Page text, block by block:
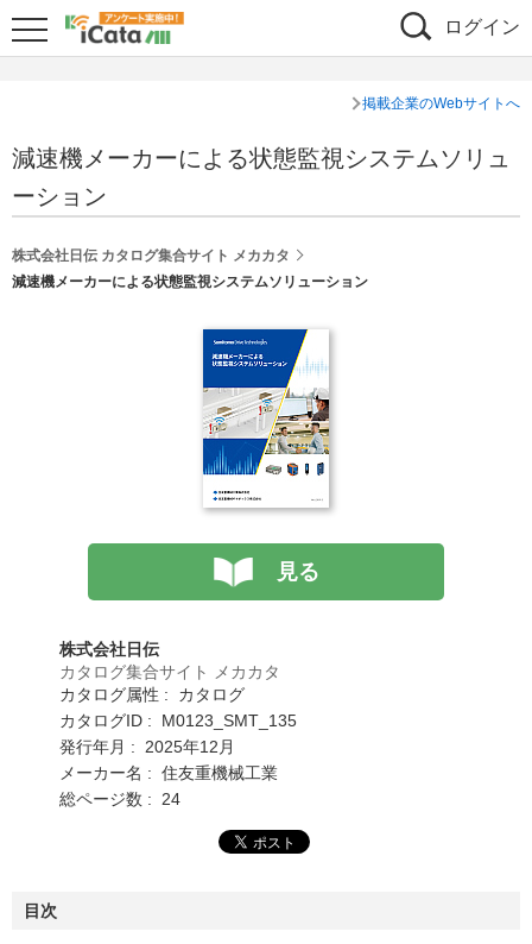
ログイン
掲載企業のWebサイトへ
減速機メーカーによる状態監視システムソリュ
ーション
株式会社日伝 カタログ集合サイト メカカタ
減速機メーカーによる状態監視システムソリューション
見る
株式会社日伝
カタログ集合サイト メカカタ
カタログ属性 : カタログ
カタログID : M0123_SMT_135
発行年月 : 2025年12月
メーカー名 : 住友重機械工業
総ページ数 : 24
目次